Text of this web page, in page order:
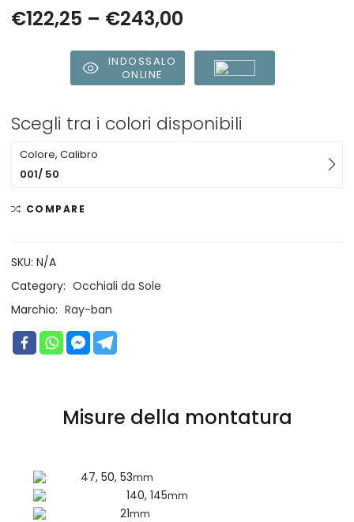
€122,25 – €243,00
INDOSSALO
ONLINE
Scegli tra i colori disponibili
Colore, Calibro
001/ 50
COMPARE
SKU:N/A
Category: Occhiali da Sole
Marchio: Ray-ban
Misure della montatura
47, 50, 53mm
140, 145mm
21mm